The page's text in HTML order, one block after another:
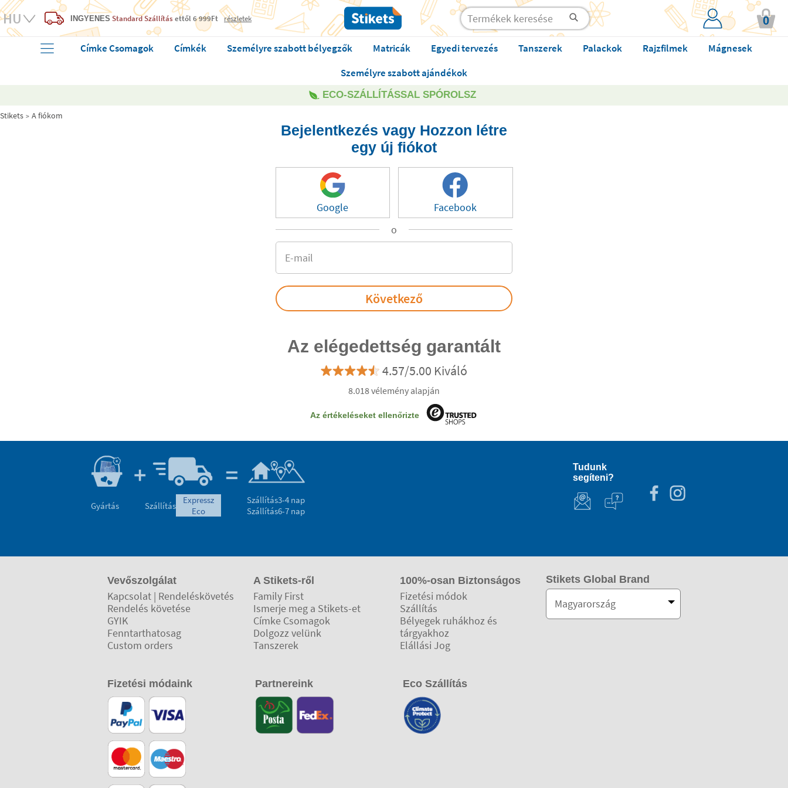
INGYENES Standard Szállításettől 6 999Ft részletek 0
Címke Csomagok Címkék Személyre szabott bélyegzők Matricák Egyedi tervezés Tanszerek Palackok Rajzfilmek
Mágnesek
Személyre szabott ajándékok
ECO-SZÁLLÍTÁSSAL SPÓROLSZ
Stikets A fiókom
Bejelentkezés vagy Hozzon létre
egy új fiókot
Google
Facebook
o
Az elégedettség garantált
4.57/5.00 Kiváló
8.018 vélemény alapján
Az értékeléseket ellenőrizte
Gyártás Szállítás
expressz
eco
Szállítás3-4 nap
Szállítás6-7 nap
Tudunk
segíteni?
Vevőszolgálat
Kapcsolat | Rendeléskövetés
Rendelés követése
GYIK
Fenntarthatosag
Custom orders
A Stikets-ről
Family First
Ismerje meg a Stikets-et
Címke Csomagok
Dolgozz velünk
Tanszerek
100%-osan Biztonságos
Fizetési módok
Szállítás
Bélyegek ruhákhoz és
tárgyakhoz
Elállási Jog
Stikets Global Brand
Magyarország
Fizetési módaink Partnereink Eco Szállítás